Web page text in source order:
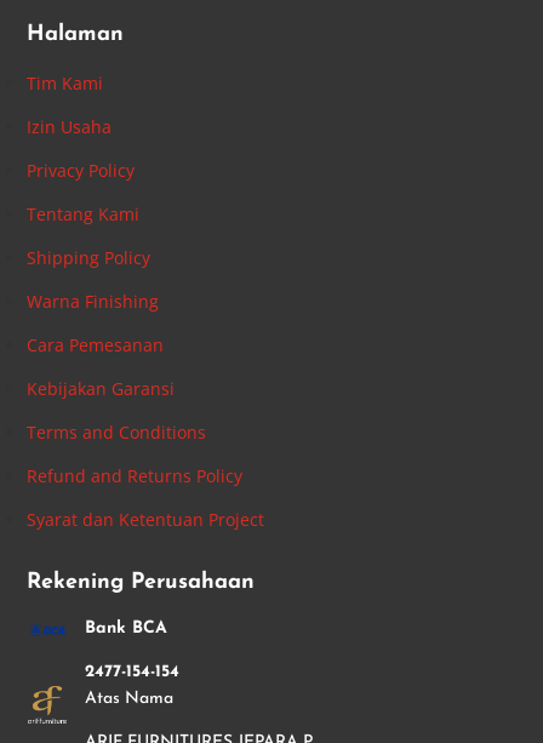
Halaman
Tim Kami
Izin Usaha
Privacy Policy
Tentang Kami
Shipping Policy
Warna Finishing
Cara Pemesanan
Kebijakan Garansi
Terms and Conditions
Refund and Returns Policy
Syarat dan Ketentuan Project
Rekening Perusahaan
Bank BCA
2477-154-154
Atas Nama